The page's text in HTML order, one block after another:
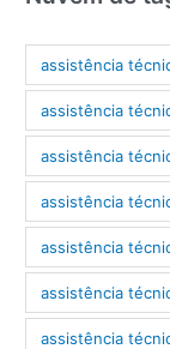
assistência
assistência
assistência
assistência
assistência
assistência
assistência